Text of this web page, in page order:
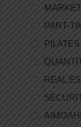
PART-
REAL